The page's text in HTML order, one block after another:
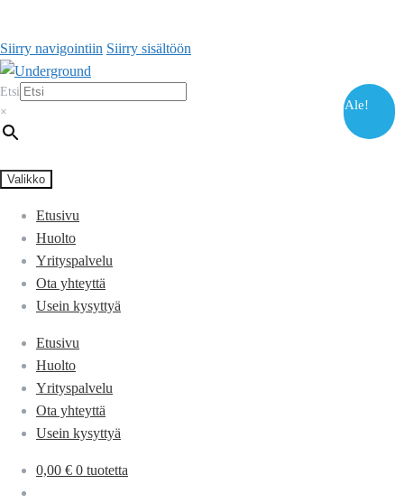
Siirry navigointiin Siirry sisältöön
Etsi
×
Valikko
Etusivu
Huolto
Yrityspalvelu
Ota yhteyttä
Usein kysyttyä
Etusivu
Huolto
Yrityspalvelu
Ota yhteyttä
Usein kysyttyä
0,00 € 0 tuotetta
Ale!